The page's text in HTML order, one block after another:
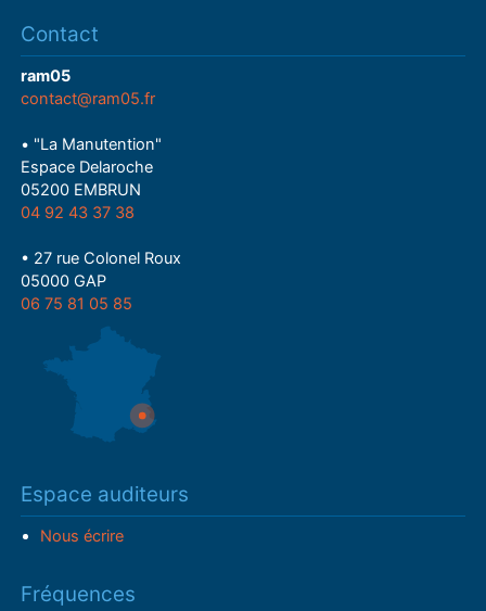
Contact
ram05
contact@ram05.fr
• "La Manutention"
Espace Delaroche
05200 EMBRUN
04 92 43 37 38
• 27 rue Colonel Roux
05000 GAP
06 75 81 05 85
Espace auditeurs
Nous écrire
Fréquences